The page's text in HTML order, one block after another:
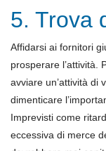
5. Trova
Affidarsi ai fornitori
prosperare l’attività.
avviare un’attività di
dimenticare
Imprevisti come
eccessiva di merce